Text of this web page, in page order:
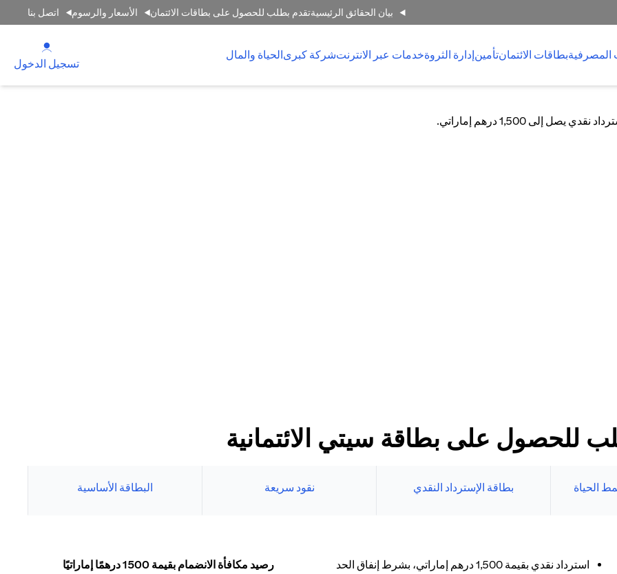
بيان الحقائق الرئيسيةتقدم بطلب للحصول على بطاقات الائتمان الأسعار والرسوم اتصل بنا
المصرفيةبطاقات الائتمانتأمينإدارة الثروةخدمات عبر الانترنتشركة كبرىالحياة والمال
تسجيل الدخول
للحصول على بطاقة سيتي الائتمانية
الحياة بطاقة الإسترداد النقدي نقود سريعة البطاقة الأساسية
استرداد نقدي بقيمة 1,500 درهم إماراتي، بشرط إنفاق الحد
رصيد مكافأة الانضمام بقيمة 1500 درهمًا إماراتيًا